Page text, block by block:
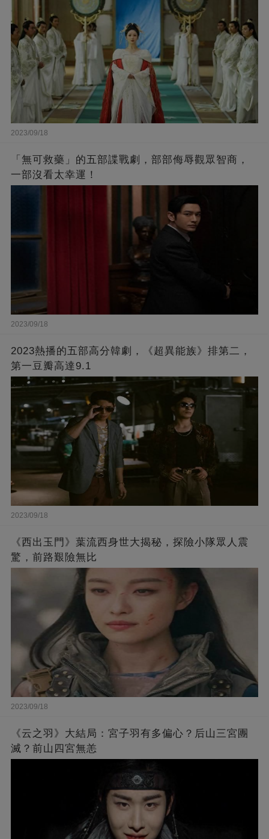
2023/09/18
「無可救藥」的五部諜戰劇，部部侮辱觀眾智商，
一部沒看太幸運！
2023/09/18
2023熱播的五部高分韓劇，《超異能族》排第二，
第一豆瓣高達9.1
2023/09/18
《西出玉門》葉流西身世大揭秘，探險小隊眾人震
驚，前路艱險無比
2023/09/18
《云之羽》大結局：宮子羽有多偏心？后山三宮團
滅？前山四宮無恙